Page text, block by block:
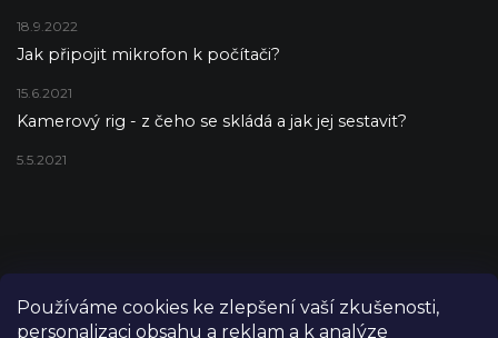
Používáme cookies ke zlepšení vaší zkušenosti,
personalizaci obsahu a reklam a k analýze
18.9.2022
Jak připojit mikrofon k počítači?
15.6.2021
Kamerový rig - z čeho se skládá a jak jej sestavit?
5.5.2021